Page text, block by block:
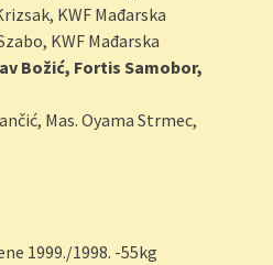
KWF Mađarska
KWF Mađarska
Božić, Fortis Samobor,
Mas. Oyama Strmec,
1999./1998. -55kg